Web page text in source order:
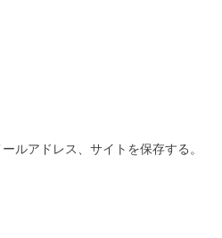
ルアドレス、サイトを保存する。